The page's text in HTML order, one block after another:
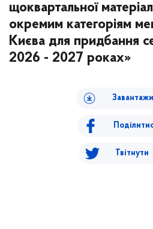
щоквартальної
окремим категоріям
Києва для придбання
2026 - 2027 роках»
Твітнути